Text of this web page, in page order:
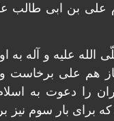
بن ابی طالب
علیه و آله به
باز هم علی
را دعوت به
که برای بار سوم